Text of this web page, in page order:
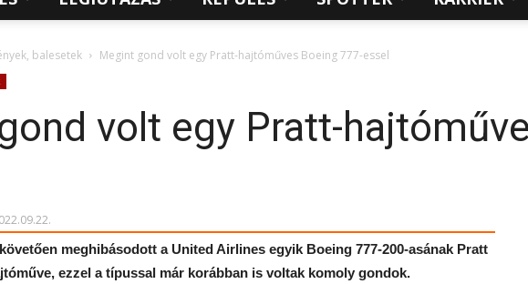
balesetek Megint gond volt egy Pratt-hajtóműves Boeing 777-essel
volt egy Pratt-
meghibásodott a United Airlines egyik Boeing 777-200-asának Pratt
ezzel a típussal már korábban is voltak komoly gondok.